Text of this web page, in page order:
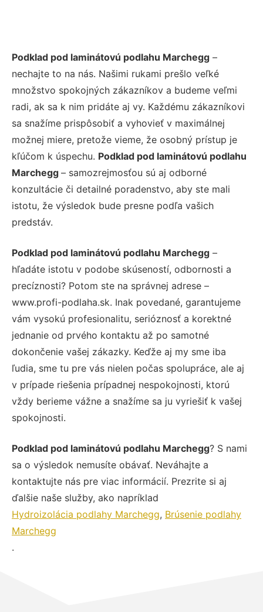
Podklad pod laminátovú podlahu Marchegg –
nechajte to na nás. Našimi rukami prešlo veľké
množstvo spokojných zákazníkov a budeme veľmi
radi, ak sa k nim pridáte aj vy. Každému zákazníkovi
sa snažíme prispôsobiť a vyhovieť v maximálnej
možnej miere, pretože vieme, že osobný prístup je
kľúčom k úspechu. Podklad pod laminátovú podlahu
Marchegg – samozrejmosťou sú aj odborné
konzultácie či detailné poradenstvo, aby ste mali
istotu, že výsledok bude presne podľa vašich
predstáv.
Podklad pod laminátovú podlahu Marchegg –
hľadáte istotu v podobe skúseností, odbornosti a
precíznosti? Potom ste na správnej adrese –
www.profi-podlaha.sk. Inak povedané, garantujeme
vám vysokú profesionalitu, serióznosť a korektné
jednanie od prvého kontaktu až po samotné
dokončenie vašej zákazky. Keďže aj my sme iba
ľudia, sme tu pre vás nielen počas spolupráce, ale aj
v prípade riešenia prípadnej nespokojnosti, ktorú
vždy berieme vážne a snažíme sa ju vyriešiť k vašej
spokojnosti.
Podklad pod laminátovú podlahu Marchegg? S nami
sa o výsledok nemusíte obávať. Neváhajte a
kontaktujte nás pre viac informácií. Prezrite si aj
ďalšie naše služby, ako napríklad
Hydroizolácia podlahy Marchegg, Brúsenie podlahy
Marchegg
.